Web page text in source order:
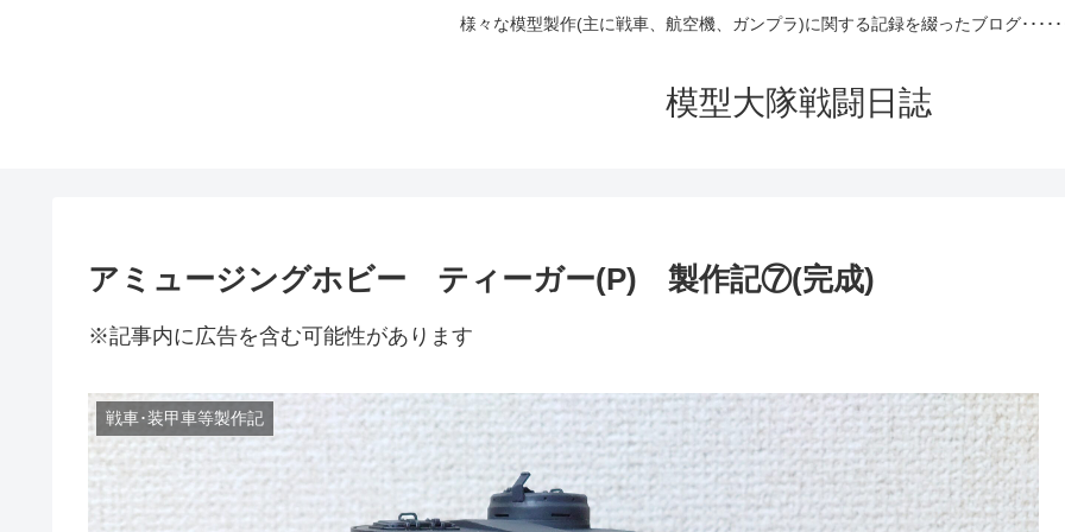
様々な模型製作(主に戦車、航空機、ガンプラ)に関する記録を綴ったブログ･････
模型大隊戦闘日誌
アミュージングホビー ティーガー(P) 製作記⑦(完成)
※記事内に広告を含む可能性があります
戦車･装甲車等製作記